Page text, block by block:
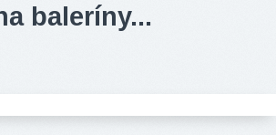
baleríny...